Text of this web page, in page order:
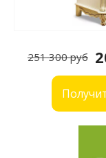
251 300 руб